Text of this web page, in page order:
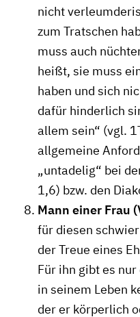
nicht
zum Tratschen
muss auch
heißt, sie muss
haben und sich
dafür hinderlich
allem sein“ (vgl.
allgemeine
„untadelig“ bei
1,6) bzw. den
Mann einer Frau
für diesen
der Treue eines
Für ihn gibt es
in seinem Leben
der er körperlich